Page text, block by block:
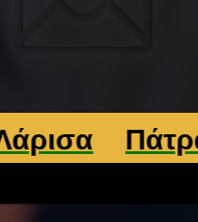
Πάτρα